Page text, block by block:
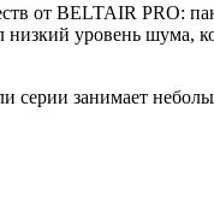
от BELTAIR PRO:
уровень шума,
серии занимает